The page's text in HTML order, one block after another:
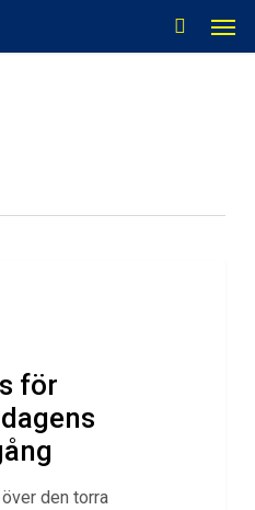
för
den torra